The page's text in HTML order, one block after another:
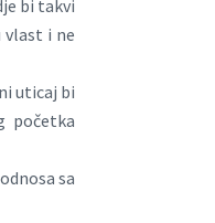
bi takvi
vlast i ne
uticaj bi
početka
sa